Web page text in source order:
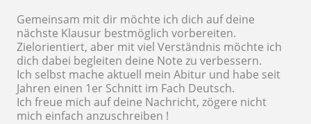
Gemeinsam mit dir möchte ich dich auf deine
nächste Klausur bestmöglich vorbereiten.
Zielorientiert, aber mit viel Verständnis möchte ich
dich dabei begleiten deine Note zu verbessern.
Ich selbst mache aktuell mein Abitur und habe seit
Jahren einen 1er Schnitt im Fach Deutsch.
Ich freue mich auf deine Nachricht, zögere nicht
mich einfach anzuschreiben !